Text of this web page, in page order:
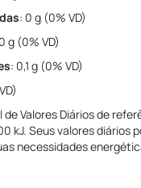
: 0 g (0% VD)
g (0% VD)
: 0,1 g (0% VD)
Valores Diários de
kJ. Seus valores diários
necessidades